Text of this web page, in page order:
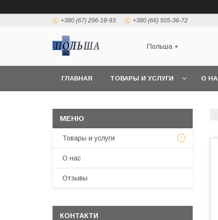
+380 (67) 296-18-93 +380 (66) 505-36-72
Польша +
ГЛАВНАЯ ТОВАРЫ И УСЛУГИ О
Товары и услуги
О нас
Отзывы
КОНТАКТИ